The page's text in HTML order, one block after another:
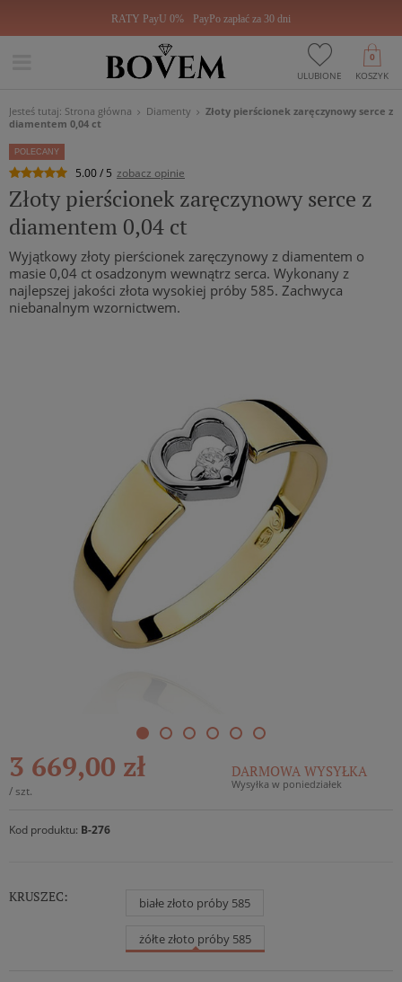
RATY PayU 0% PayPo zapłać za 30 dni
ULUBIONE KOSZYK
0
Jesteś tutaj: Strona główna Diamenty
Złoty pierścionek zaręczynowy serce z
diamentem 0,04 ct
POLECANY
5.00 / 5 zobacz opinie
Złoty pierścionek zaręczynowy serce z
diamentem 0,04 ct
Wyjątkowy złoty pierścionek zaręczynowy z diamentem o
masie 0,04 ct osadzonym wewnątrz serca. Wykonany z
najlepszej jakości złota wysokiej próby 585. Zachwyca
niebanalnym wzornictwem.
3 669,00 zł
/ szt.
DARMOWA WYSYŁKA
Wysyłka w poniedziałek
Kod produktu: B-276
KRUSZEC: białe złoto próby 585
żółte złoto próby 585